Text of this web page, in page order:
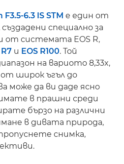
6.3 IS STM е един от
специално за
системата EOS R,
R7 и EOS R100. Той
на вариото 8,33x,
широк ъгъл до
може да ви даде ясно
в прашни среди
бързо на различни
в дивата природа,
снимка,